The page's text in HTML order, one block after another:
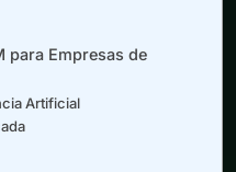
para Empresas de
Artificial